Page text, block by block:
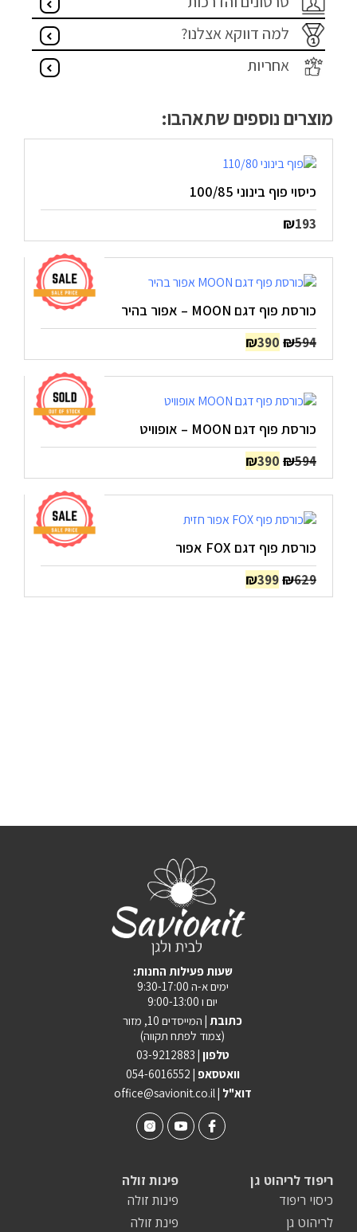
למה דווקא אצלנו?
אחריות
מוצרים נוספים שתאהבו:
כיסוי פוף בינוני 100/85
₪193
כורסת פוף דגם MOON – אפור בהיר
₪594
המחיר
המקורי
היה:
₪594.
₪390
הנוכחי
הוא:
₪390.
כורסת פוף דגם MOON – אופוויט
₪594
המחיר
המקורי
היה:
₪594.
₪390
הנוכחי
הוא:
₪390.
כורסת פוף דגם FOX אפור
₪629
המחיר
המקורי
₪399
הנוכחי
:שעות פעילות החנות
ימים א-ה 9:30-17:00
יום ו 9:00-13:00
כתובת | המייסדים 10, מזור
(צמוד לפתח תקווה)
טלפון | 03-9212883
וואטסאפ | 054-6016552
office@savionit.co.il | דוא"ל
פינות זולה
פינות זולה
פינת זולה
ריפוד לריהוט גן
כיסוי ריפוד
לריהוט גן